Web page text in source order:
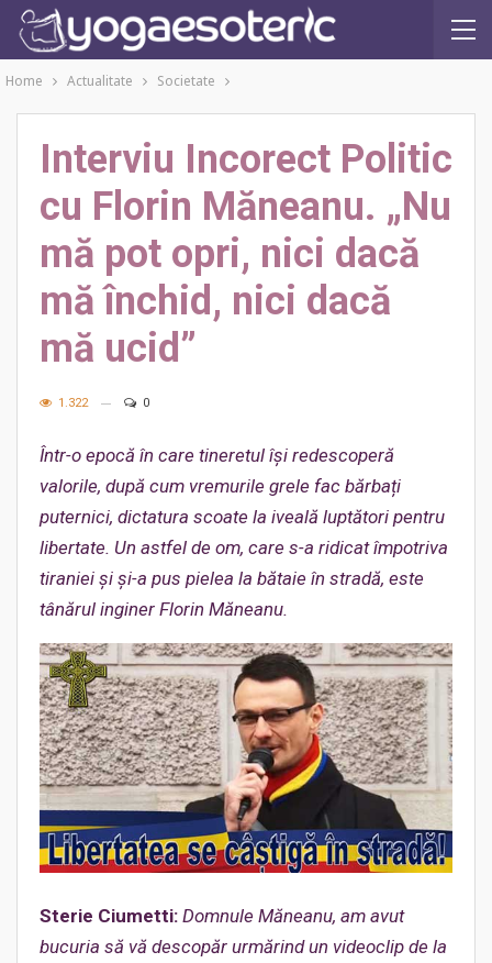
Home Actualitate Societate
Interviu Incorect Politic
cu Florin Măneanu. „Nu
mă pot opri, nici dacă
mă închid, nici dacă
mă ucid”
1.322 0
Într-o epocă în care tineretul își redescoperă
valorile, după cum vremurile grele fac bărbați
puternici, dictatura scoate la iveală luptători pentru
libertate. Un astfel de om, care s-a ridicat împotriva
tiraniei și și-a pus pielea la bătaie în stradă, este
tânărul inginer Florin Măneanu.
Sterie Ciumetti: Domnule Măneanu, am avut
bucuria să vă descopăr urmărind un videoclip de la